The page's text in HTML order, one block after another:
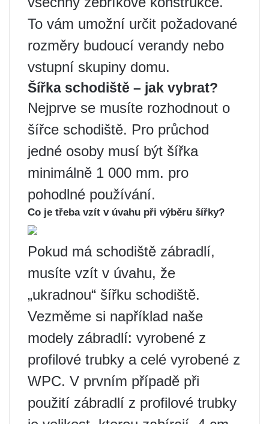
To vám umožní určit požadované
rozměry budoucí verandy nebo
vstupní skupiny domu.
Šířka schodiště – jak vybrat?
Nejprve se musíte rozhodnout o
šířce schodiště. Pro průchod
jedné osoby musí být šířka
minimálně 1 000 mm. pro
pohodlné používání.
Co je třeba vzít v úvahu při výběru šířky?
Pokud má schodiště zábradlí,
musíte vzít v úvahu, že
„ukradnou“ šířku schodiště.
Vezměme si například naše
modely zábradlí: vyrobené z
profilové trubky a celé vyrobené z
WPC. V prvním případě při
použití zábradlí z profilové trubky